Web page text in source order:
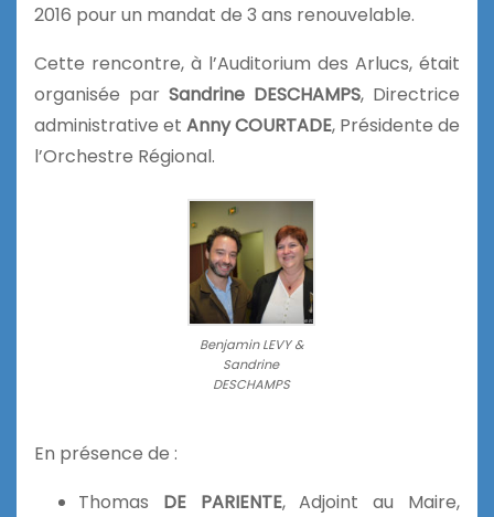
2016 pour un mandat de 3 ans renouvelable.
Cette rencontre, à l’Auditorium des Arlucs, était
organisée par Sandrine DESCHAMPS, Directrice
administrative et Anny COURTADE, Présidente de
l’Orchestre Régional.
Benjamin LEVY &
Sandrine
DESCHAMPS
En présence de :
Thomas DE PARIENTE, Adjoint au Maire,